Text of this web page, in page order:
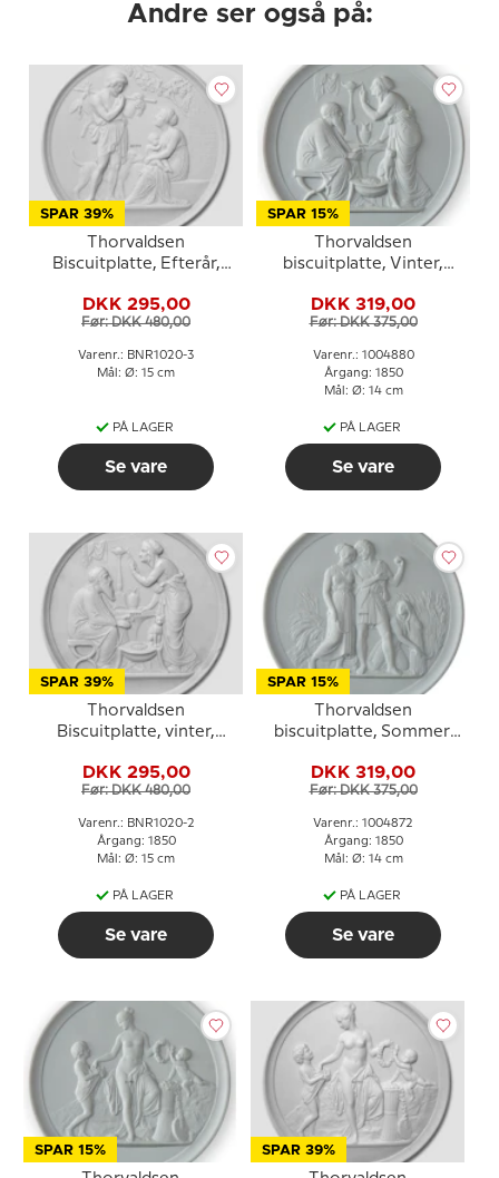
Andre ser også på:
SPAR 39%
Thorvaldsen
Biscuitplatte, Efterår,
DKK 295,00
Før: DKK 480,00
Varenr.: BNR1020-3
Mål: Ø: 15 cm
PÅ LAGER
Se vare
SPAR 15%
Thorvaldsen
biscuitplatte, Vinter,
DKK 319,00
Før: DKK 375,00
Varenr.: 1004880
Årgang: 1850
Mål: Ø: 14 cm
PÅ LAGER
Se vare
SPAR 39%
Thorvaldsen
Biscuitplatte, vinter,
DKK 295,00
Før: DKK 480,00
Varenr.: BNR1020-2
Årgang: 1850
Mål: Ø: 15 cm
PÅ LAGER
Se vare
SPAR 15%
Thorvaldsen
biscuitplatte, Sommer,
DKK 319,00
Før: DKK 375,00
Varenr.: 1004872
Årgang: 1850
Mål: Ø: 14 cm
PÅ LAGER
Se vare
SPAR 15% SPAR 39%